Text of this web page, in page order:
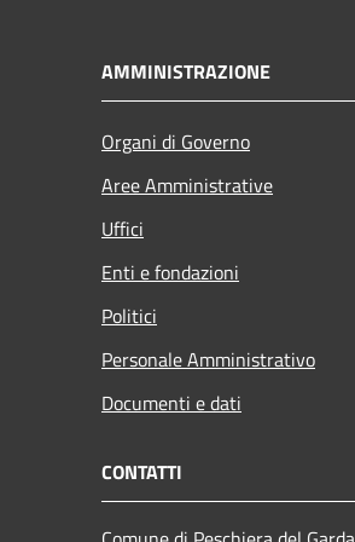
AMMINISTRAZIONE
Organi di Governo
Aree Amministrative
Uffici
Enti e fondazioni
Politici
Personale Amministrativo
Documenti e dati
CONTATTI